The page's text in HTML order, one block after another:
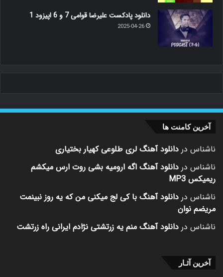
دانلود پادکست علیرضا قوامی 7 و 6 اپیزود 1
2025-04-26
آخرین کامنت ها
ناشناس در دانلود آهنگ لری طلوعی کهیار بختیاری
ناشناس در دانلود آهنگ اگه ارومیه بشی روت ارس میکشم
ریمیکس MP3
ناشناس در دانلود آهنگ با کی لج میکنی من که یه روز نبینمت
مریضم نوان
ناشناس در دانلود آهنگ منم یه زرتشتی نژادم ایرانی راه زرتشت
آخرین آثـار